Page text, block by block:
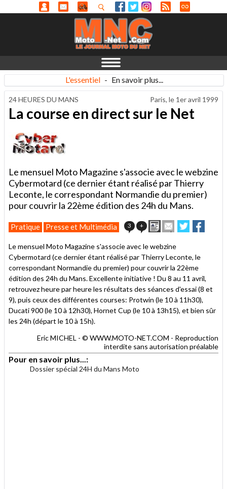
L'essentiel - En savoir plus...
24 HEURES DU MANS Paris, le 1er avril 1999
La course en direct sur le Net
Le mensuel Moto Magazine s'associe avec le webzine
Cybermotard (ce dernier étant réalisé par Thierry
Leconte, le correspondant Normandie du premier)
pour couvrir la 22ème édition des 24h du Mans.
Pratique Presse et Multimédia 3 + ImprimerEnvoyer
cet
à
un
ami
Partager
sur
sur
Le mensuel Moto Magazine s'associe avec le webzine
Cybermotard (ce dernier étant réalisé par Thierry Leconte, le
correspondant Normandie du premier) pour couvrir la 22ème
édition des 24h du Mans. Excellente initiative ! Du 8 au 11 avril,
retrouvez heure par heure les résultats des séances d'essai (8 et
9), puis ceux des différentes courses: Protwin (le 10 à 11h30),
Ducati 900 (le 10 à 12h30), Hornet Cup (le 10 à 13h15), et bien sûr
les 24h (départ le 10 à 15h).
Eric MICHEL - © WWW.MOTO-NET.COM - Reproduction
interdite sans autorisation préalable
Pour en savoir plus...:
Dossier spécial 24H du Mans Moto